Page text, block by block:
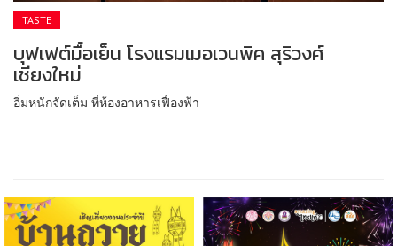
TASTE
บุฟเฟต์มื้อเย็น โรงแรมเมอเวนพิค สุริวงศ์
เชียงใหม่
อิ่มหนักจัดเต็ม ที่ห้องอาหารเฟื่องฟ้า